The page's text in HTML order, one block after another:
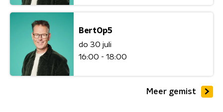
BertOp5
do 30 juli
16:00 - 18:00
Meer gemist